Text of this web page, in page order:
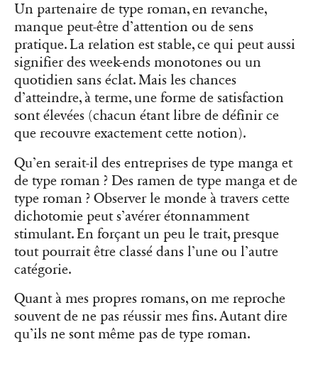
Un partenaire de type roman, en revanche,
manque peut-être d’attention ou de sens
pratique. La relation est stable, ce qui peut aussi
signifier des week-ends monotones ou un
quotidien sans éclat. Mais les chances
d’atteindre, à terme, une forme de satisfaction
sont élevées (chacun étant libre de définir ce
que recouvre exactement cette notion).
Qu’en serait-il des entreprises de type manga et
de type roman ? Des ramen de type manga et de
type roman ? Observer le monde à travers cette
dichotomie peut s’avérer étonnamment
stimulant. En forçant un peu le trait, presque
tout pourrait être classé dans l’une ou l’autre
catégorie.
Quant à mes propres romans, on me reproche
souvent de ne pas réussir mes fins. Autant dire
qu’ils ne sont même pas de type roman.